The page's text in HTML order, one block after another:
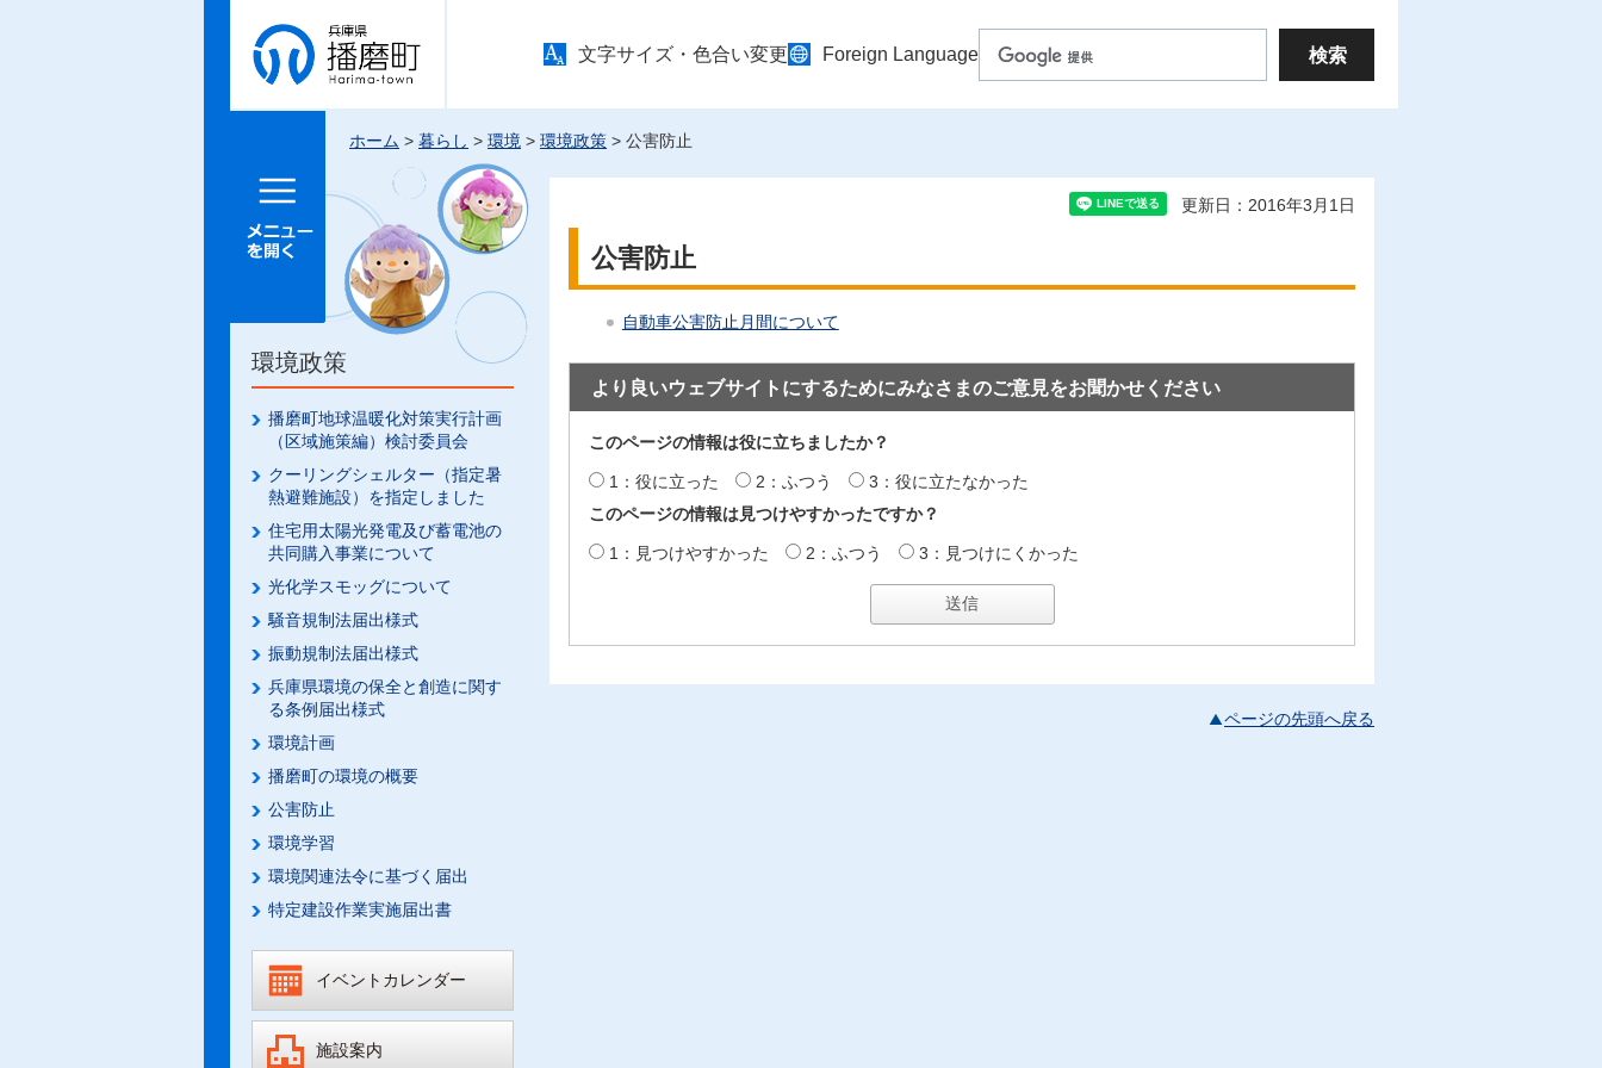
兵庫県 播
磨町
文字サイズ・色合い変更 Foreign Language
メニュー
ホーム > 暮らし > 環境 > 環境政策 > 公害防止
環境政策
播磨町地球温暖化対策実行計画
（区域施策編）検討委員会
クーリングシェルター（指定暑
熱避難施設）を指定しました
住宅用太陽光発電及び蓄電池の
共同購入事業について
光化学スモッグについて
騒音規制法届出様式
振動規制法届出様式
兵庫県環境の保全と創造に関す
る条例届出様式
環境計画
播磨町の環境の概要
公害防止
環境学習
環境関連法令に基づく届出
特定建設作業実施届出書
イベントカレンダー
施設案内
更新日：2016年3月1日
公害防止
自動車公害防止月間について
より良いウェブサイトにするためにみなさまのご意見をお聞かせください
このページの情報は役に立ちましたか？
1：役に立った 2：ふつう
3：役に立たなかった
このページの情報は見つけやすかったですか？
1：見つけやすかった 2：ふつう 3：見つけにくかった
ページの先頭へ戻る